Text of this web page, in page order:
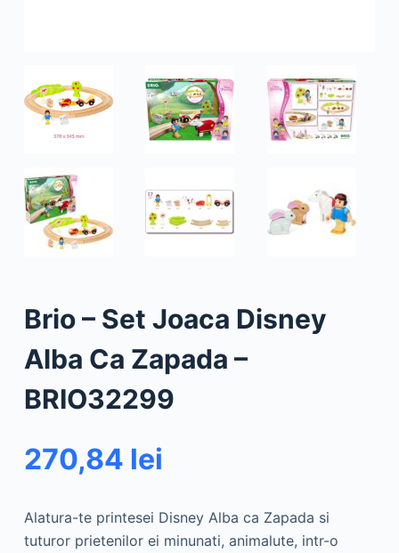
Brio – Set Joaca Disney
Alba Ca Zapada –
BRIO32299
270,84 lei
Alatura-te printesei Disney Alba ca Zapada si
tuturor prietenilor ei minunati, animalute, intr-o